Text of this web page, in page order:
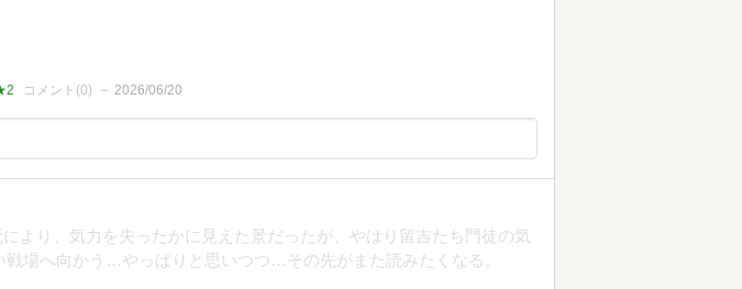
コメント(0) 2026/06/20
より、気力を失ったかに見えた景だったが、やはり留吉たち門徒の気
戦場へ向かう…やっぱりと思いつつ…その先がまた読みたくなる。